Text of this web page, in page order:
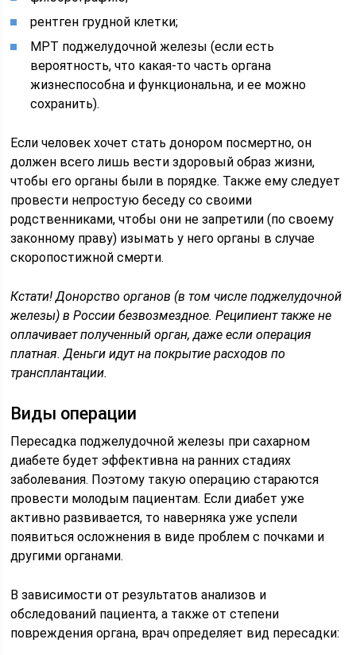
рентген грудной клетки;
МРТ поджелудочной железы (если есть
вероятность, что какая-то часть органа
жизнеспособна и функциональна, и ее можно
сохранить).
Если человек хочет стать донором посмертно, он
должен всего лишь вести здоровый образ жизни,
чтобы его органы были в порядке. Также ему следует
провести непростую беседу со своими
родственниками, чтобы они не запретили (по своему
законному праву) изымать у него органы в случае
скоропостижной смерти.
Кстати! Донорство органов (в том числе поджелудочной
железы) в России безвозмездное. Реципиент также не
оплачивает полученный орган, даже если операция
платная. Деньги идут на покрытие расходов по
трансплантации.
Виды операции
Пересадка поджелудочной железы при сахарном
диабете будет эффективна на ранних стадиях
заболевания. Поэтому такую операцию стараются
провести молодым пациентам. Если диабет уже
активно развивается, то наверняка уже успели
появиться осложнения в виде проблем с почками и
другими органами.
В зависимости от результатов анализов и
обследований пациента, а также от степени
повреждения органа, врач определяет вид пересадки: